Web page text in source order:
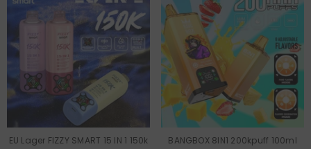
EU Lager FIZZY SMART 15 IN 1 150k
BANGBOX 8IN1 200kpuff 100ml